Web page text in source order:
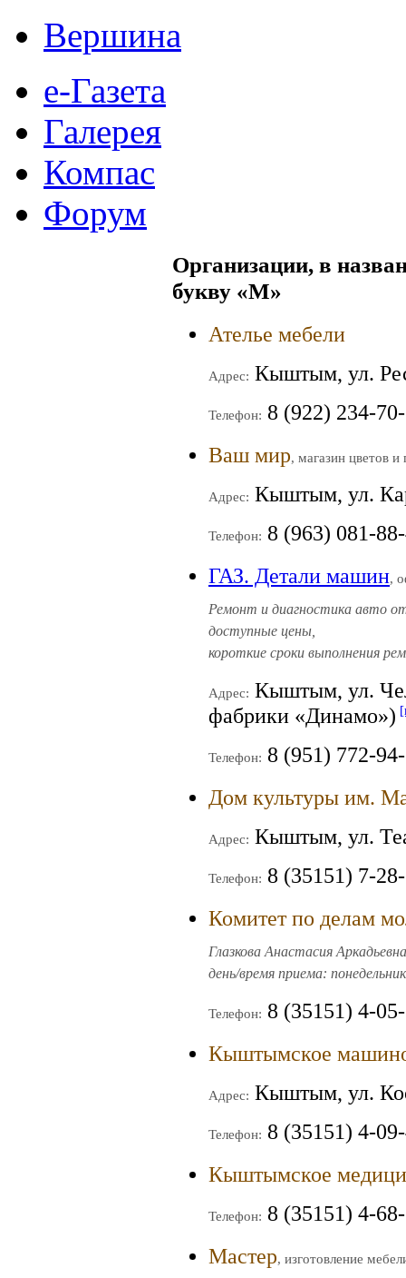
Вершина
е-Газета
Галерея
Компас
Форум
Организации, в
букву «М»
Ателье мебели
Адрес: Кыштым, ул.
Телефон: 8 (922) 234-
Ваш мир, магазин цветов и
Адрес: Кыштым, ул.
Телефон: 8 (963) 081-
ГАЗ. Детали машин,
Ремонт и диагностика авто
доступные цены,
короткие сроки выполнения
Адрес: Кыштым, ул.
фабрики «Динамо»)
Телефон: 8 (951) 772-
Дом культуры им.
Адрес: Кыштым, ул.
Телефон: 8 (35151) 7-
Комитет по делам
Глазкова Анастасия
день/время приема:
Телефон: 8 (35151) 4-
Кыштымское
Адрес: Кыштым, ул.
Телефон: 8 (35151) 4-
Кыштымское
Телефон: 8 (35151) 4-
Мастер, изготовление